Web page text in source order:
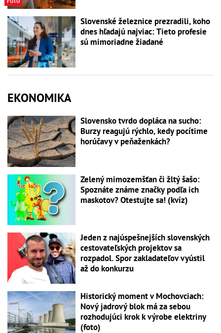
Slovenské železnice prezradili, koho
dnes hľadajú najviac: Tieto profesie
sú mimoriadne žiadané
EKONOMIKA
Slovensko tvrdo dopláca na sucho:
Burzy reagujú rýchlo, kedy pocítime
horúčavy v peňaženkách?
Zelený mimozemšťan či žltý šašo:
Spoznáte známe značky podľa ich
maskotov? Otestujte sa! (kvíz)
Jeden z najúspešnejších slovenských
cestovateľských projektov sa
rozpadol. Spor zakladateľov vyústil
až do konkurzu
Historický moment v Mochovciach:
Nový jadrový blok má za sebou
rozhodujúci krok k výrobe elektriny
(foto)